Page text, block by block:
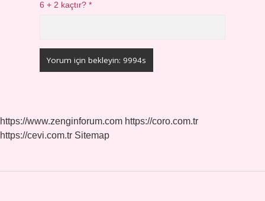
6 + 2 kaçtır?*
https://www.zenginforum.com https://coro.com.tr
https://cevi.com.tr Sitemap